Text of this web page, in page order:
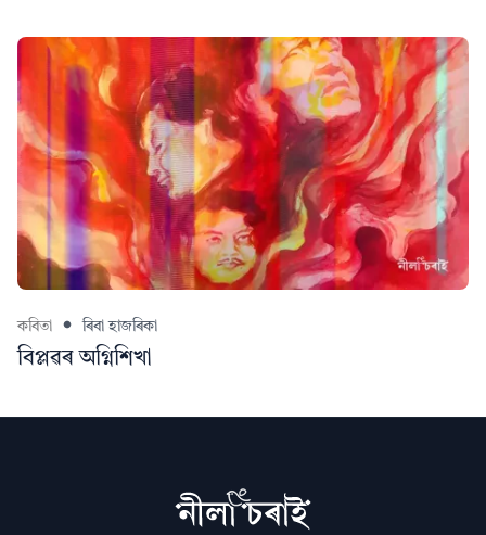
কবিতা ৰিবা হাজৰিকা
বিপ্লৱৰ অগ্নিশিখা